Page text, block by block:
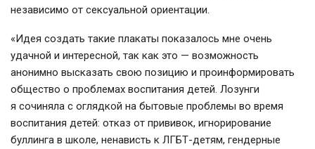
независимо от сексуальной ориентации.
«Идея создать такие плакаты показалось мне очень
удачной и интересной, так как это — возможность
анонимно высказать свою позицию и проинформировать
общество о проблемах воспитания детей. Лозунги
я сочиняла с оглядкой на бытовые проблемы во время
воспитания детей: отказ от прививок, игнорирование
буллинга в школе, ненависть к ЛГБТ-детям, гендерные